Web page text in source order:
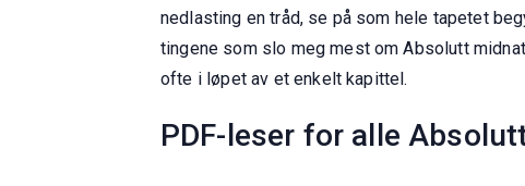
nedlasting en tråd, se på som hele tapetet
tingene som slo meg mest om Absolutt
ofte i løpet av et enkelt kapittel.
PDF-leser for alle